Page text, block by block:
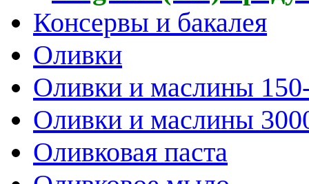
Консервы и бакалея
Оливки
Оливки и маслины
Оливки и маслины
Оливковая паста